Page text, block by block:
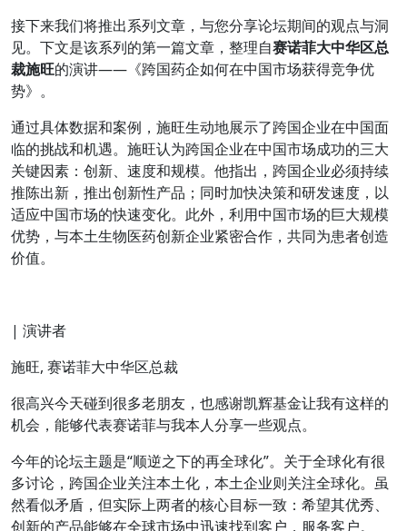
接下来我们将推出系列文章，与您分享论坛期间的观点与洞
见。下文是该系列的第一篇文章，整理自赛诺菲大中华区总
裁施旺的演讲——《跨国药企如何在中国市场获得竞争优
势》。
通过具体数据和案例，施旺生动地展示了跨国企业在中国面
临的挑战和机遇。施旺认为跨国企业在中国市场成功的三大
关键因素：创新、速度和规模。他指出，跨国企业必须持续
推陈出新，推出创新性产品；同时加快决策和研发速度，以
适应中国市场的快速变化。此外，利用中国市场的巨大规模
优势，与本土生物医药创新企业紧密合作，共同为患者创造
价值。
| 演讲者
施旺, 赛诺菲大中华区总裁
很高兴今天碰到很多老朋友，也感谢凯辉基金让我有这样的
机会，能够代表赛诺菲与我本人分享一些观点。
今年的论坛主题是“顺逆之下的再全球化”。关于全球化有很
多讨论，跨国企业关注本土化，本土企业则关注全球化。虽
然看似矛盾，但实际上两者的核心目标一致：希望其优秀、
创新的产品能够在全球市场中迅速找到客户，服务客户。